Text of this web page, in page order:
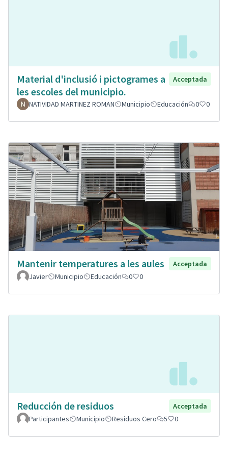
Material d'inclusió i pictogrames a
les escoles del municipio.
Acceptada
NATIVIDAD MARTINEZ ROMAN Municipio Educación 0 0
Mantenir temperatures a les aules
Acceptada
Javier
Municipio Educación 0 0
Reducción de residuos
Acceptada
Participantes
Municipio Residuos Cero 5 0